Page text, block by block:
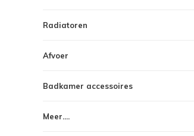
Radiatoren
Afvoer
Badkamer accessoires
Meer....